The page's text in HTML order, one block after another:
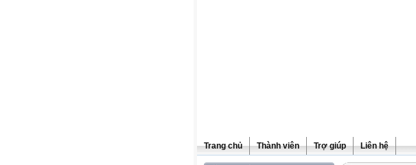
Trang chủ Thành viên Trợ giúp Liên hệ